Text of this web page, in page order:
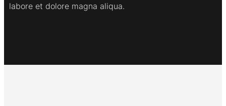
labore et dolore magna aliqua.